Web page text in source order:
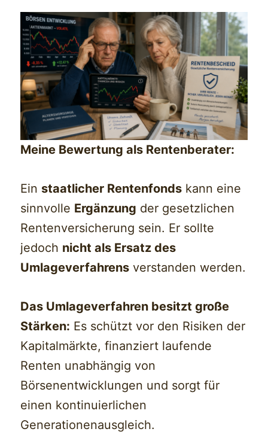
Meine Bewertung als Rentenberater:
Ein staatlicher Rentenfonds kann eine
sinnvolle Ergänzung der gesetzlichen
Rentenversicherung sein. Er sollte
jedoch nicht als Ersatz des
Umlageverfahrens verstanden werden.
Das Umlageverfahren besitzt große
Stärken: Es schützt vor den Risiken der
Kapitalmärkte, finanziert laufende
Renten unabhängig von
Börsenentwicklungen und sorgt für
einen kontinuierlichen
Generationenausgleich.